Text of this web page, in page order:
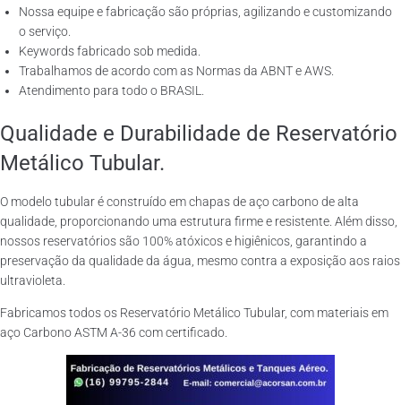
Nossa equipe e fabricação são próprias, agilizando e customizando
o serviço.
Keywords fabricado sob medida.
Trabalhamos de acordo com as Normas da ABNT e AWS.
Atendimento para todo o BRASIL.
Qualidade e Durabilidade de Reservatório
Metálico Tubular.
O modelo tubular é construído em chapas de aço carbono de alta
qualidade, proporcionando uma estrutura firme e resistente. Além disso,
nossos reservatórios são 100% atóxicos e higiênicos, garantindo a
preservação da qualidade da água, mesmo contra a exposição aos raios
ultravioleta.
Fabricamos todos os Reservatório Metálico Tubular, com materiais em
aço Carbono ASTM A-36 com certificado.